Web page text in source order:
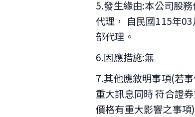
5.發生緣由:本公司股
代理， 自民國115年
部代理。
6.因應措施:無
7.其他應敘明事項(若
重大訊息同時 符合證
價格有重大影響之事